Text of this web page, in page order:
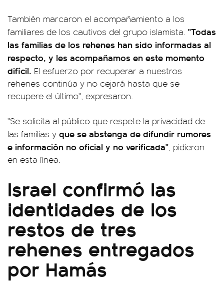
También marcaron el acompañamiento a los
familiares de los cautivos del grupo islamista. "Todas
las familias de los rehenes han sido informadas al
respecto, y les acompañamos en este momento
difícil. El esfuerzo por recuperar a nuestros
rehenes continúa y no cejará hasta que se
recupere el último", expresaron.
"Se solicita al público que respete la privacidad de
las familias y que se abstenga de difundir rumores
e información no oficial y no verificada", pidieron
en esta línea.
Israel confirmó las
identidades de los
restos de tres
rehenes entregados
por Hamás